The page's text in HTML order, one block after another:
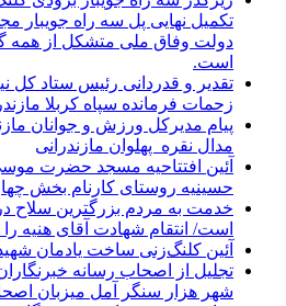
تکمیل نهایی پل سه راه جویبار
دولت وفاق ملی متشکل از همه
است.
تقدیر و قدردانی رئیس ستاد کل
زحمات فرمانده سپاه کربلا
پیام مدیرکل ورزش و جوانان
مدال نقره پهلوان مازندرانی
آئین افتتاحیه مسجد حضرت
حسینیه روستای کارنام بخش
خدمت به مردم بزرگترین سلاح
است/ انتقام شهادت آقای هنیه
آئین کلنگ‌زنی ساخت یادمان
تجلیل از اصحاب رسانه
شهر هزار سنگر آمل میزبان